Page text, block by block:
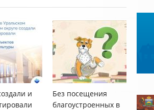
и
Без посещения
благоустроенных в